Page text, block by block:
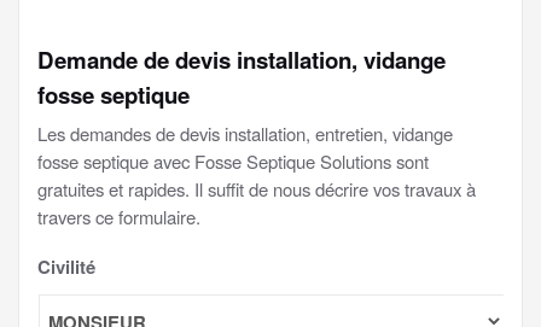
Demande de devis installation, vidange
fosse septique
Les demandes de devis installation, entretien, vidange
fosse septique avec Fosse Septique Solutions sont
gratuites et rapides. Il suffit de nous décrire vos travaux à
travers ce formulaire.
Civilité